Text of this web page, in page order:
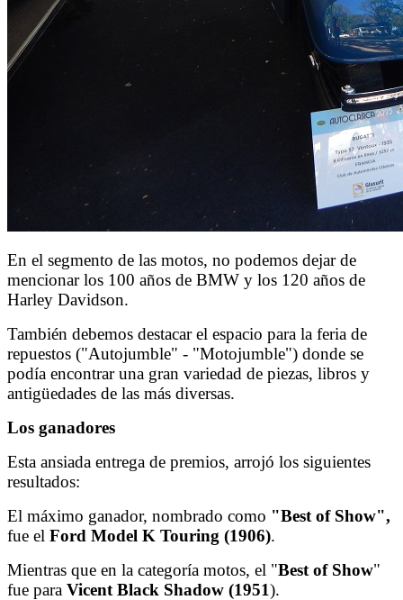
En el segmento de las motos, no podemos dejar de
mencionar los 100 años de BMW y los 120 años de
Harley Davidson.
También debemos destacar el espacio para la feria de
repuestos ("Autojumble" - "Motojumble") donde se
podía encontrar una gran variedad de piezas, libros y
antigüedades de las más diversas.
Los ganadores
Esta ansiada entrega de premios, arrojó los siguientes
resultados:
El máximo ganador, nombrado como "Best of Show",
fue el Ford Model K Touring (1906).
Mientras que en la categoría motos, el "Best of Show"
fue para Vicent Black Shadow (1951).